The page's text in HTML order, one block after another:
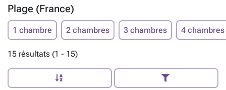
Plage (France)
1 chambre 2 chambres 3 chambres 4 chambres
15 résultats (1 - 15)